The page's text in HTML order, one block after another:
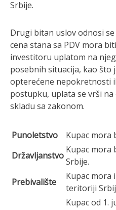
Srbije.
Drugi bitan uslov odnosi
cena stana sa PDV mora
investitoru uplatom na
posebnih situacija, kao
opterećene nepokretnosti
postupku, uplata se vrši
skladu sa zakonom.
Punoletstvo
Kupac mora
Državljanstvo
Kupac mora
Srbije.
Prebivalište
Kupac mora
teritoriji
Kupac od 1.